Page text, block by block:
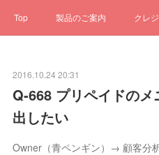
Top 製品のご案内 クレ
2016.10.24 20:31
Q-668 プリペイドの
出したい
Owner（青ペンギン）→ 顧客分